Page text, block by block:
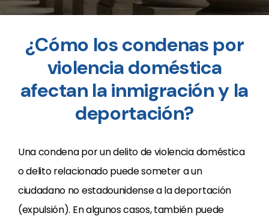
¿Cómo los condenas por
violencia doméstica
afectan la inmigración y la
deportación?
Una condena por un delito de violencia doméstica
o delito relacionado puede someter a un
ciudadano no estadounidense a la deportación
(expulsión). En algunos casos, también puede